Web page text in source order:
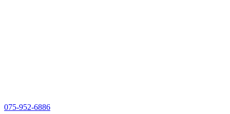
075-952-6886